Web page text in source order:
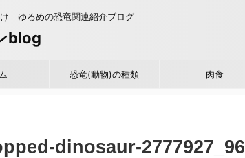
ゆるめの恐竜関連紹介ブログ
blog
恐竜(動物)の種類 肉食
dinosaur-